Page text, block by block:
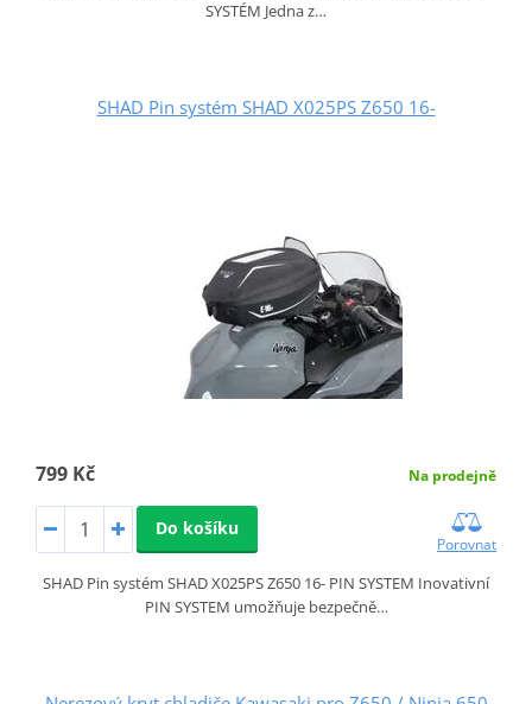
SYSTÉM Jedna z…
SHAD Pin systém SHAD X025PS Z650 16-
799 Kč Na prodejně
Do košíku
Porovnat
SHAD Pin systém SHAD X025PS Z650 16- PIN SYSTEM Inovativní
PIN SYSTEM umožňuje bezpečně…